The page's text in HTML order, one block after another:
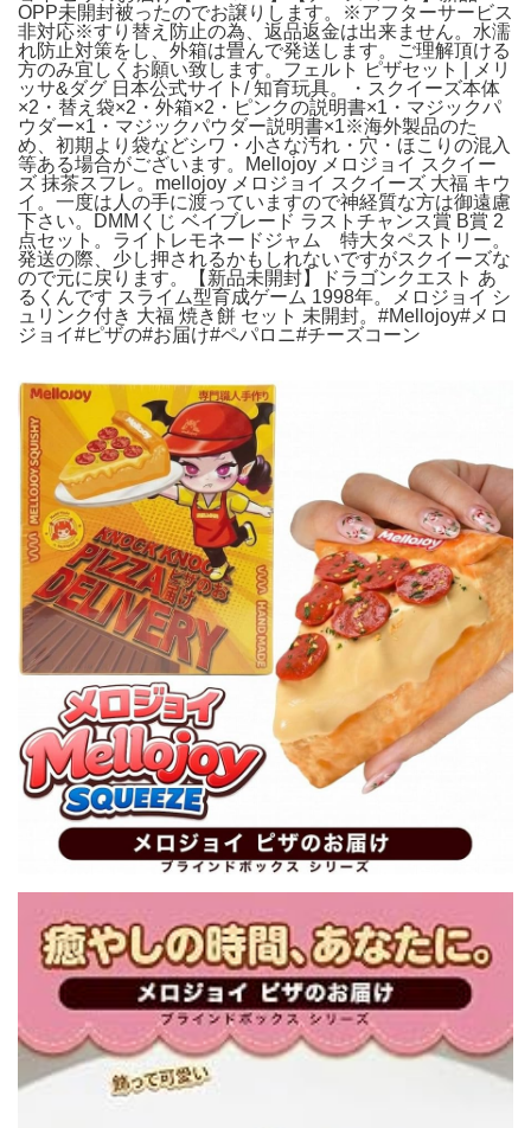
OPP未開封被ったのでお譲りします。※アフターサービス
非対応※すり替え防止の為、返品返金は出来ません。水濡
れ防止対策をし、外箱は畳んで発送します。ご理解頂ける
方のみ宜しくお願い致します。フェルト ピザセット | メリ
ッサ&ダグ 日本公式サイト/ 知育玩具。・スクイーズ本体
×2・替え袋×2・外箱×2・ピンクの説明書×1・マジックパ
ウダー×1・マジックパウダー説明書×1※海外製品のた
め、初期より袋などシワ・小さな汚れ・穴・ほこりの混入
等ある場合がございます。Mellojoy メロジョイ スクイー
ズ 抹茶スフレ。mellojoy メロジョイ スクイーズ 大福 キウ
イ。一度は人の手に渡っていますので神経質な方は御遠慮
下さい。DMMくじ ベイブレード ラストチャンス賞 B賞 2
点セット。ライトレモネードジャム 特大タペストリー。
発送の際、少し押されるかもしれないですがスクイーズな
ので元に戻ります。【新品未開封】ドラゴンクエスト あ
るくんです スライム型育成ゲーム 1998年。メロジョイ シ
ュリンク付き 大福 焼き餅 セット 未開封。#Mellojoy#メロ
ジョイ#ピザの#お届け#ペパロニ#チーズコーン